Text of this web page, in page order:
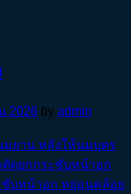
2026 by admin
มยาน หลังให้นมบุตร
ตัดยกกระชับหน้าอก
ชับหน้าอก หย่อนคล้อย